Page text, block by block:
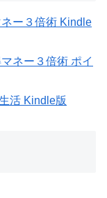
ー３倍術 Kindle
ネー３倍術 ポイ
活 Kindle版